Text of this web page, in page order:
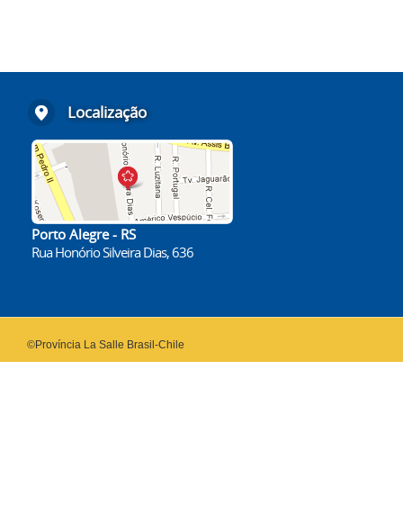
Localização
Porto Alegre - RS
Rua Honório Silveira Dias, 636
©Província La Salle Brasil-Chile